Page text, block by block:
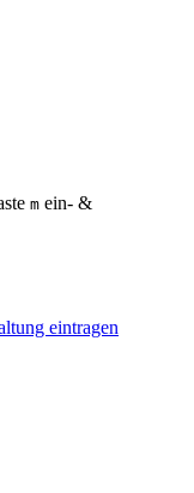
m ein- &
eintragen